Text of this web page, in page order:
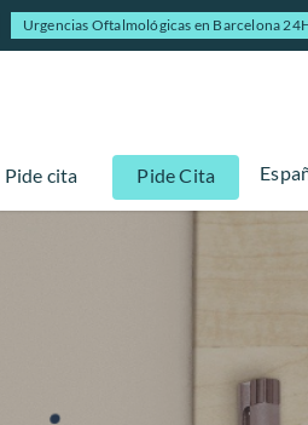
Urgencias Oftalmológicas en Barcelona
Pide cita Pide Cita